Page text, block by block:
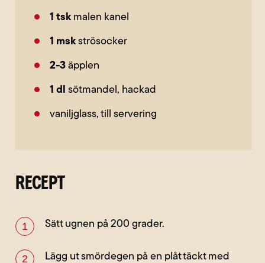
1 tsk malen kanel
1 msk strösocker
2-3 äpplen
1 dl sötmandel, hackad
vaniljglass, till servering
RECEPT
Sätt ugnen på 200 grader.
Lägg ut smördegen på en plåt täckt med